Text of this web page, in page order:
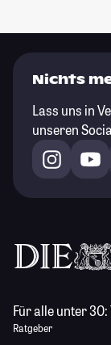
Nichts
Lass uns in
unseren
Für alle unter 30:
Ratgeber